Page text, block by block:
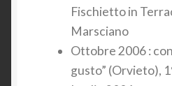
Fischietto in
Marsciano
Ottobre 2006 :
gusto” (Orvieto),